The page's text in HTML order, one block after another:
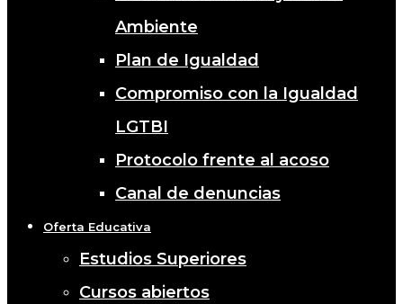
Ambiente
Plan de Igualdad
Compromiso con la Igualdad
LGTBI
Protocolo frente al acoso
Canal de denuncias
Oferta Educativa
Estudios Superiores
Cursos abiertos